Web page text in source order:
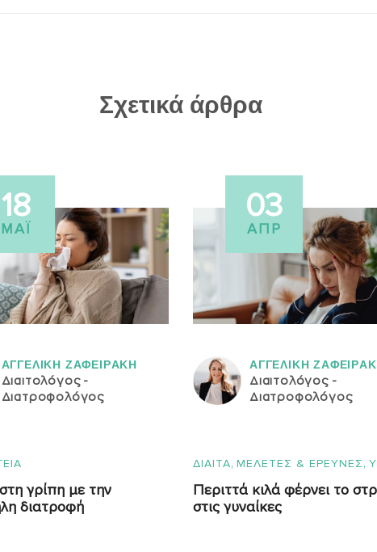
Σχετικά άρθρα
ΑΓΓΕΛΙΚH ΖΑΦΕΙΡAΚΗ
Διαιτολόγος -
Διατροφολόγος
18
ΜΆΙ
γρίπη με την
διατροφή
ΑΓΓΕΛΙΚH
Διαιτολόγος -
Διατροφολόγος
03
ΑΠΡ
ΔΙΑΙΤΑ, ΜΕΛΕΤΕΣ & ΕΡΕΥΝΕΣ,
Περιττά κιλά φέρνει το
στις γυναίκες